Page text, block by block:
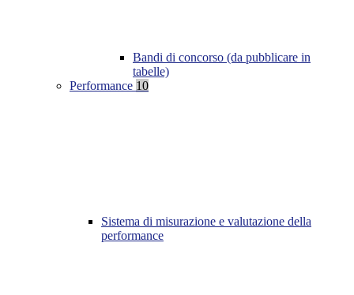
Bandi di concorso (da pubblicare in
tabelle)
Performance 10
Sistema di misurazione e valutazione della
performance